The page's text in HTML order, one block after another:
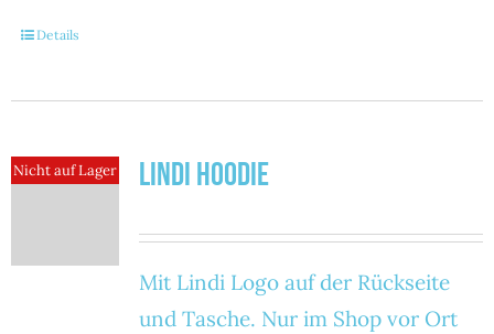
Details
Nicht auf Lager Lindi Hoodie
Mit Lindi Logo auf der Rückseite
und Tasche. Nur im Shop vor Ort